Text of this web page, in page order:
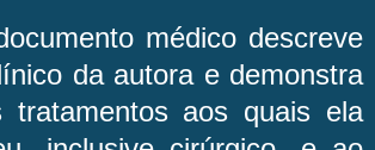
médico descreve
da autora e demonstra
tratamentos aos quais ela